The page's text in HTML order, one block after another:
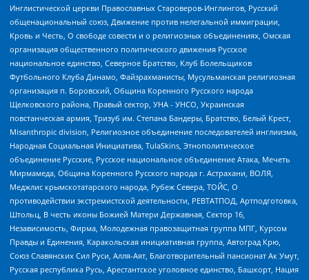
Инглистической церкви Православных Староверов-Инглингов, Русский
общенациональный союз, Движение против нелегальной иммиграции,
Кровь и Честь, О свободе совести и о религиозных объединениях, Омская
организация общественного политического движения Русское
национальное единство, Северное Братство, Клуб Болельщиков
Футбольного Клуба Динамо, Файзрахманисты, Мусульманская религиозная
организация п. Боровский, Община Коренного Русского народа
Щелковского района, Правый сектор, УНА - УНСО, Украинская
повстанческая армия, Тризуб им. Степана Бандеры, Братство, Белый Крест,
Misanthropic division, Религиозное объединение последователей инглиизма,
Народная Социальная Инициатива, TulaSkins, Этнополитическое
объединение Русские, Русское национальное объединение Атака, Мечеть
Мирмамеда, Община Коренного Русского народа г. Астрахани, ВОЛЯ,
Меджлис крымскотатарского народа, Рубеж Севера, ТОЙС, О
противодействии экстремистской деятельности, РЕВТАТПОД, Артподготовка,
Штольц, В честь иконы Божией Матери Державная, Сектор 16,
Независимость, Фирма, Молодежная правозащитная группа МПГ, Курсом
Правды и Единения, Каракольская инициативная группа, Автоград Крю,
Союз Славянских Сил Руси, Алля-Аят, Благотворительный пансионат Ак Умут,
Русская республика Русь, Арестантское уголовное единство, Башкорт, Нация